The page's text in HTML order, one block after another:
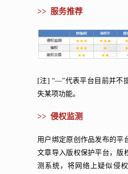
>> 服务推荐
[注] “—”代表平台目前并不
失某项功能。
>> 侵权监测
用户绑定原创作品发布的平
文章导入版权保护平台，版
测系统，将网络上疑似侵